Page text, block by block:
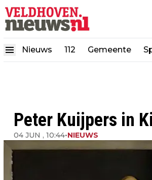
Nieuws 112 Gemeente
Peter Kuijpers in
04 JUN , 10:44•NIEUWS